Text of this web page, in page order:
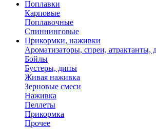
Поплавки
Карповые
Поплавочные
Спиннинговые
Прикормки, наживки
Ароматизаторы, спреи, атрактанты,
Бойлы
Бустеры, дипы
Живая наживка
Зерновые смеси
Наживка
Пеллеты
Прикормка
Прочее